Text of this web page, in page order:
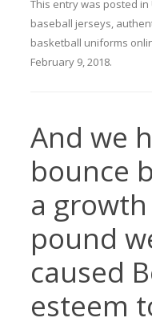
This entry was posted in
baseball jerseys,
basketball uniforms
February 9, 2018.
And we
bounce
a
pound
caused
esteem